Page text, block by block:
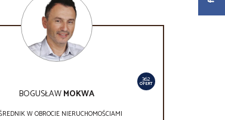
362
OFERT
BOGUSŁAWMOKWA
W OBROCIE NIERUCHOMOŚCIAMI